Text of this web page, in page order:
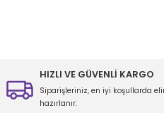
Ürün resmi kalitesiz, bozuk veya
HIZLI VE GÜVENLİ KARGO
Siparişleriniz, en iyi koşullarda
hazırlanır.